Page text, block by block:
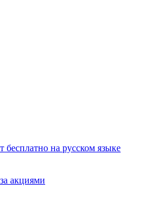
бесплатно на русском языке
акциями